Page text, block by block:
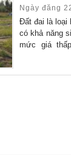
Ngày đăng
Đất đai là loại
có khả năng
mức giá